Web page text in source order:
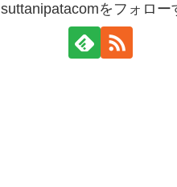
suttanipatacomをフォロー